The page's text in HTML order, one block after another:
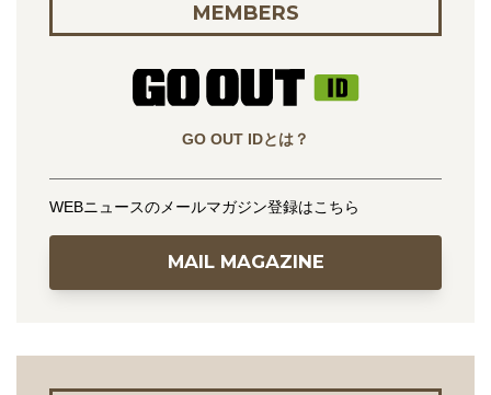
MEMBERS
GO OUT IDとは？
WEBニュースのメールマガジン登録はこちら
MAIL MAGAZINE